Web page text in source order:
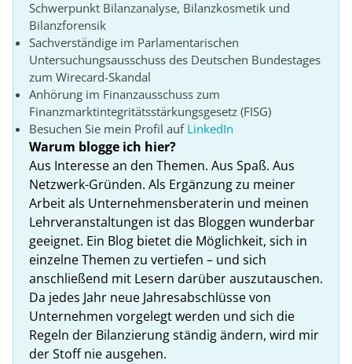
Schwerpunkt Bilanzanalyse, Bilanzkosmetik und
Bilanzforensik
Sachverständige im Parlamentarischen
Untersuchungsausschuss des Deutschen Bundestages
zum Wirecard-Skandal
Anhörung im Finanzausschuss zum
Finanzmarktintegritätsstärkungsgesetz (FISG)
Besuchen Sie mein Profil auf LinkedIn
Warum blogge ich hier?
Aus Interesse an den Themen. Aus Spaß. Aus
Netzwerk-Gründen. Als Ergänzung zu meiner
Arbeit als Unternehmensberaterin und meinen
Lehrveranstaltungen ist das Bloggen wunderbar
geeignet. Ein Blog bietet die Möglichkeit, sich in
einzelne Themen zu vertiefen – und sich
anschließend mit Lesern darüber auszutauschen.
Da jedes Jahr neue Jahresabschlüsse von
Unternehmen vorgelegt werden und sich die
Regeln der Bilanzierung ständig ändern, wird mir
der Stoff nie ausgehen.